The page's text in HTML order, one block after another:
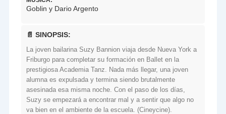
Goblin y Dario Argento
📄 SINOPSIS:
La joven bailarina Suzy Bannion viaja desde Nueva York a
Friburgo para completar su formación en Ballet en la
prestigiosa Academia Tanz. Nada más llegar, una joven
alumna es expulsada y termina siendo brutalmente
asesinada esa misma noche. Con el paso de los días,
Suzy se empezará a encontrar mal y a sentir que algo no
va bien en el ambiente de la escuela. (Cineycine).